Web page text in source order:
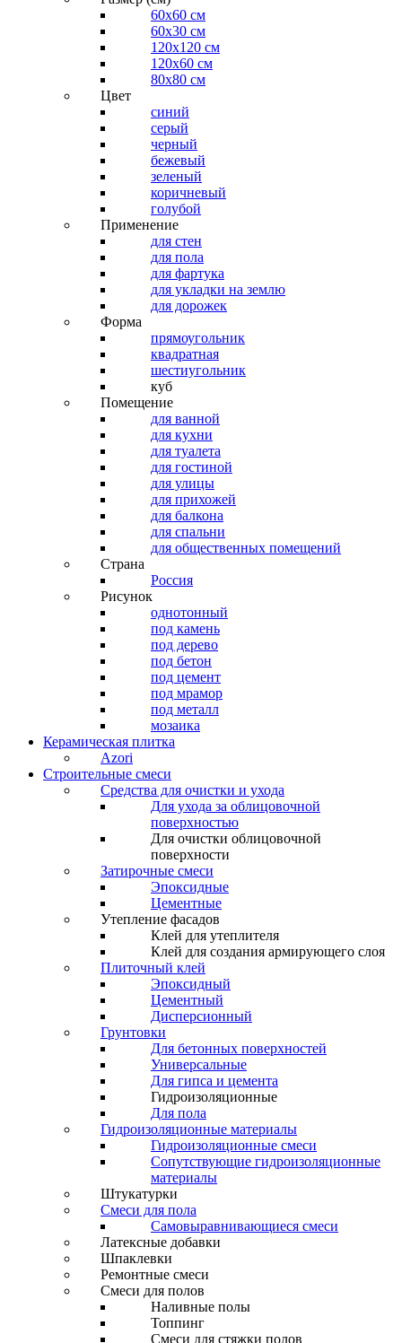
60х60 см
60x30 см
120x120 см
120x60 см
80x80 см
Цвет
синий
серый
черный
бежевый
зеленый
коричневый
голубой
Применение
для стен
для пола
для фартука
для укладки на землю
для дорожек
Форма
прямоугольник
квадратная
шестиугольник
куб
Помещение
для ванной
для кухни
для туалета
для гостиной
для улицы
для прихожей
для балкона
для спальни
для общественных помещений
Страна
Россия
Рисунок
однотонный
под камень
под дерево
под бетон
под цемент
под мрамор
под металл
мозаика
Керамическая плитка
Azori
Строительные смеси
Средства для очистки и ухода
Для ухода за облицовочной
поверхностью
Для очистки облицовочной
поверхности
Затирочные смеси
Эпоксидные
Цементные
Утепление фасадов
Клей для утеплителя
Клей для создания армирующего слоя
Плиточный клей
Эпоксидный
Цементный
Дисперсионный
Грунтовки
Для бетонных поверхностей
Универсальные
Для гипса и цемента
Гидроизоляционные
Для пола
Гидроизоляционные материалы
Гидроизоляционные смеси
Сопутствующие гидроизоляционные
материалы
Штукатурки
Смеси для пола
Самовыравнивающиеся смеси
Латексные добавки
Шпаклевки
Ремонтные смеси
Смеси для полов
Наливные полы
Топпинг
Смеси для стяжки полов